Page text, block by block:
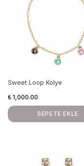
Sweet Loop Kolye
₺ 1,000.00
SEPETE EKLE